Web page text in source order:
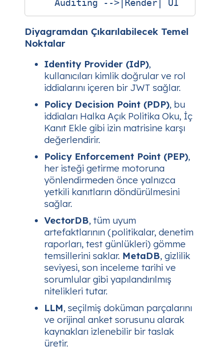
Diyagramdan Çıkarılabilecek Temel
Noktalar
Identity Provider (IdP),
kullanıcıları kimlik doğrular ve rol
iddialarını içeren bir JWT sağlar.
Policy Decision Point (PDP), bu
iddiaları Halka Açık Politika Oku, İç
Kanıt Ekle gibi izin matrisine karşı
değerlendirir.
Policy Enforcement Point (PEP),
her isteği getirme motoruna
yönlendirmeden önce yalnızca
yetkili kanıtların döndürülmesini
sağlar.
VectorDB, tüm uyum
artefaktlarının (politikalar, denetim
raporları, test günlükleri) gömme
temsillerini saklar. MetaDB, gizlilik
seviyesi, son inceleme tarihi ve
sorumlular gibi yapılandırılmış
nitelikleri tutar.
LLM, seçilmiş doküman parçalarını
ve orijinal anket sorusunu alarak
kaynakları izlenebilir bir taslak
üretir.